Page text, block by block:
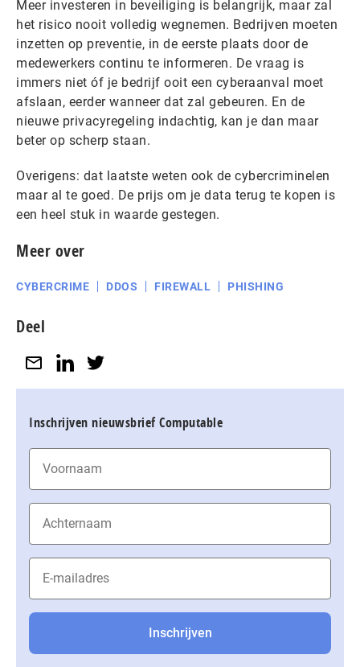
Meer investeren in beveiliging is belangrijk, maar zal
het risico nooit volledig wegnemen. Bedrijven moeten
inzetten op preventie, in de eerste plaats door de
medewerkers continu te informeren. De vraag is
immers niet óf je bedrijf ooit een cyberaanval moet
afslaan, eerder wanneer dat zal gebeuren. En de
nieuwe privacyregeling indachtig, kan je dan maar
beter op scherp staan.
Overigens: dat laatste weten ook de cybercriminelen
maar al te goed. De prijs om je data terug te kopen is
een heel stuk in waarde gestegen.
Meer over
CYBERCRIME DDOS FIREWALL PHISHING
Deel
Inschrijven nieuwsbrief Computable